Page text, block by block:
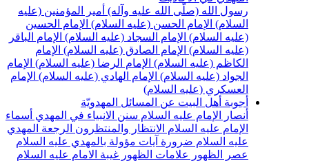
رسول الله (صلّى الله عليه وآله) أمير المؤمنين (عليه
السلام) الإمام الحسن (عليه السلام) الإمام الحسين
(عليه السلام) الإمام السجاد (عليه السلام) الإمام الباقر
(عليه السلام) الإمام الصادق (عليه السلام) الإمام
الكاظم (عليه السلام) الإمام الرضا (عليه السلام) الإمام
الجواد (عليه السلام) الإمام الهادي (عليه السلام) الإمام
العسكري (عليه السلام)
أجوبة أهل البيت عن المسائل المهدويّة
أنصار الإمام عليه السلام سنن الانبياء في المهدي أسماء
الإمام عليه السلام الانتظار والمنتظرون الرجعة المهدي
عليه السلام ضرورة آيات مؤولة بالمهدي عليه السلام
عصر الظهور
علامات الظهور غيبة الامام عليه السلام